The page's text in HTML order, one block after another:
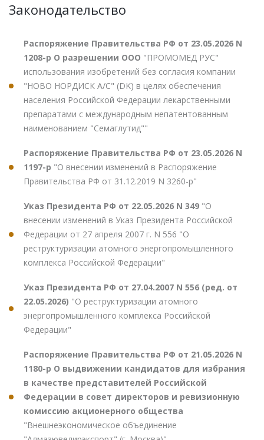
Законодательство
Распоряжение Правительства РФ от 23.05.2026 N
1208-р О разрешении ООО "ПРОМОМЕД РУС"
использования изобретений без согласия компании
"НОВО НОРДИСК А/С" (DK) в целях обеспечения
населения Российской Федерации лекарственными
препаратами с международным непатентованным
наименованием "Семаглутид""
Распоряжение Правительства РФ от 23.05.2026 N
1197-р "О внесении изменений в Распоряжение
Правительства РФ от 31.12.2019 N 3260-р"
Указ Президента РФ от 22.05.2026 N 349 "О
внесении изменений в Указ Президента Российской
Федерации от 27 апреля 2007 г. N 556 "О
реструктуризации атомного энергопромышленного
комплекса Российской Федерации"
Указ Президента РФ от 27.04.2007 N 556 (ред. от
22.05.2026) "О реструктуризации атомного
энергопромышленного комплекса Российской
Федерации"
Распоряжение Правительства РФ от 21.05.2026 N
1180-р О выдвижении кандидатов для избрания
в качестве представителей Российской
Федерации в совет директоров и ревизионную
комиссию акционерного общества
"Внешнеэкономическое объединение